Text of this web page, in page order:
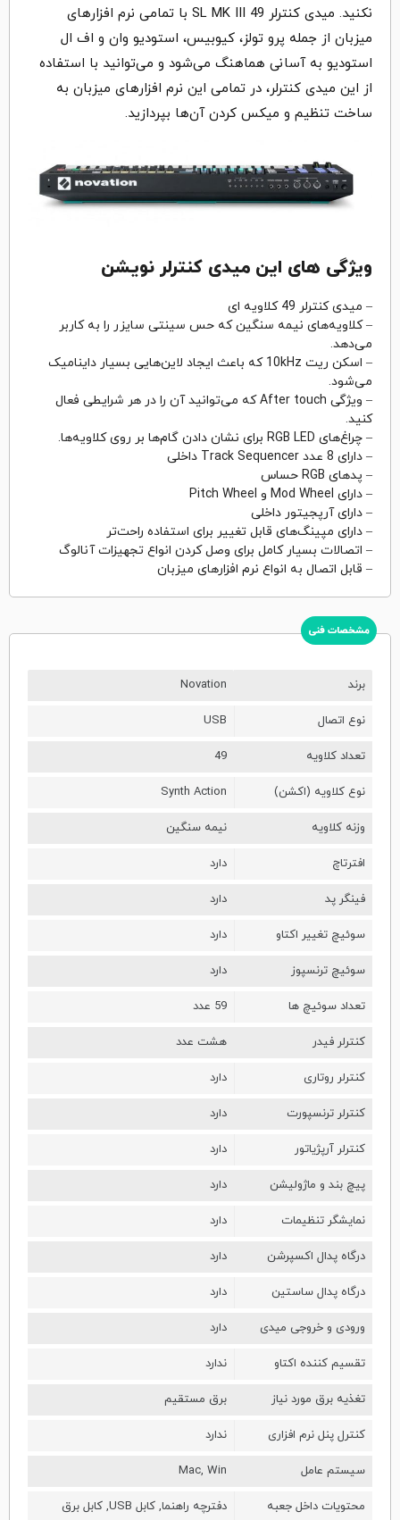
نکنید. میدی کنترلر 49 SL MK III با تمامی نرم افزارهای
میزبان از جمله پرو تولز، کیوبیس، استودیو وان و اف ال
استودیو به آسانی هماهنگ می‌شود و می‌توانید با استفاده
از این میدی کنترلر، در تمامی این نرم افزارهای میزبان به
ساخت تنظیم و میکس کردن آن‌ها بپردازید.
ویژگی های این میدی کنترلر نویشن
– میدی کنترلر 49 کلاویه ای
– کلاویه‌های نیمه سنگین که حس سینتی سایزر را به کاربر
می‌دهد.
– اسکن ریت 10kHz که باعث ایجاد لاین‌هایی بسیار داینامیک
می‌شود.
– ویژگی After touch که می‌توانید آن را در هر شرایطی فعال
کنید.
– چراغ‌های RGB LED برای نشان دادن گام‌ها بر روی کلاویه‌ها.
– دارای 8 عدد Track Sequencer داخلی
– پدهای RGB حساس
– دارای Mod Wheel و Pitch Wheel
– دارای آرپجیتور داخلی
– دارای مپینگ‌های قابل تغییر برای استفاده راحت‌تر
– اتصالات بسیار کامل برای وصل کردن انواع تجهیزات آنالوگ
– قابل اتصال به انواع نرم افزارهای میزبان
مشخصات فنی
برند Novation
نوع اتصال USB
تعداد کلاویه 49
نوع کلاویه (اکشن) Synth Action
وزنه کلاویه نیمه سنگین
افترتاچ دارد
فینگر پد دارد
سوئیچ تغییر اکتاو دارد
سوئیچ ترنسپوز دارد
تعداد سوئیچ ها 59 عدد
کنترلر فیدر هشت عدد
کنترلر روتاری دارد
کنترلر ترنسپورت دارد
کنترلر آرپژیاتور دارد
پیچ بند و ماژولیشن دارد
نمایشگر تنظیمات دارد
درگاه پدال اکسپرشن دارد
درگاه پدال ساستین دارد
ورودی و خروجی میدی دارد
تقسیم کننده اکتاو ندارد
تغذیه برق مورد نیاز برق مستقیم
کنترل پنل نرم افزاری ندارد
سیستم عامل Mac, Win
محتویات داخل جعبه دفترچه راهنما, کابل USB, کابل برق